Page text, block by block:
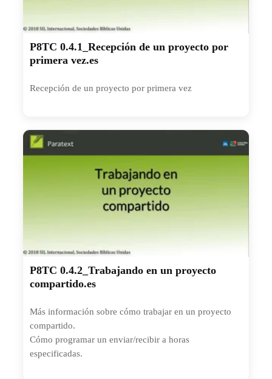
P8TC 0.4.1_Recepción de un proyecto por
primera vez.es
Recepción de un proyecto por primera vez
P8TC 0.4.2_Trabajando en un proyecto
compartido.es
Más información sobre cómo trabajar en un proyecto
compartido.
Cómo programar un enviar/recibir a horas
especificadas.